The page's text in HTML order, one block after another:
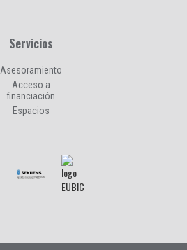
Servicios
Asesoramiento
Acceso a
financiación
Espacios